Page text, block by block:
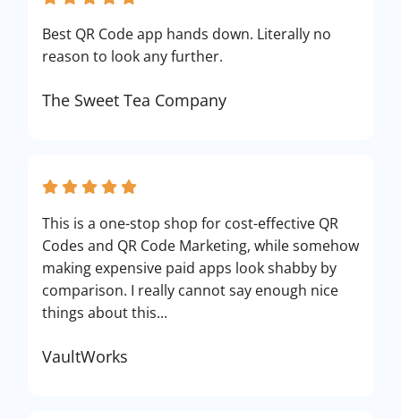
Best QR Code app hands down. Literally no
reason to look any further.
The Sweet Tea Company
This is a one-stop shop for cost-effective QR
Codes and QR Code Marketing, while somehow
making expensive paid apps look shabby by
comparison. I really cannot say enough nice
things about this...
VaultWorks